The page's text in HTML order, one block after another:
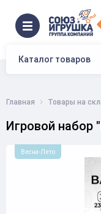
Каталог товаров
Главная Товары на
Игровой набор
Весна-Лето